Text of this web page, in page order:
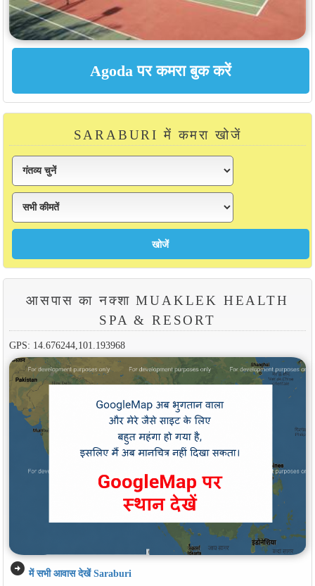
SARABURI में कमरा खोजें
आसपास का नक्शा MUAKLEK HEALTH
SPA & RESORT
GPS: 14.676244,101.193968
arrow_circle_right में सभी आवास देखें Saraburi